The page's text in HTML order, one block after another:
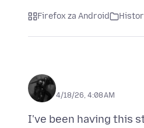
Firefox za Android
4/18/26, 4:08 AM
I've been having this